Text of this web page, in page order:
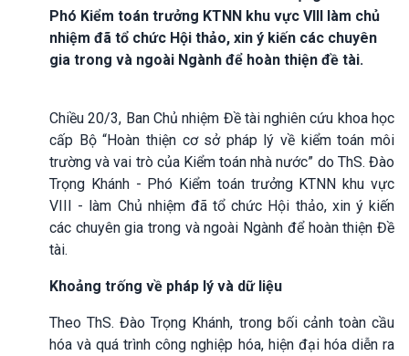
Phó Kiểm toán trưởng KTNN khu vực VIII làm chủ
nhiệm đã tổ chức Hội thảo, xin ý kiến các chuyên
gia trong và ngoài Ngành để hoàn thiện đề tài.
Chiều 20/3, Ban Chủ nhiệm Đề tài nghiên cứu khoa học
cấp Bộ “Hoàn thiện cơ sở pháp lý về kiểm toán môi
trường và vai trò của Kiểm toán nhà nước” do ThS. Đào
Trọng Khánh - Phó Kiểm toán trưởng KTNN khu vực
VIII - làm Chủ nhiệm đã tổ chức Hội thảo, xin ý kiến
các chuyên gia trong và ngoài Ngành để hoàn thiện Đề
tài.
Khoảng trống về pháp lý và dữ liệu
Theo ThS. Đào Trọng Khánh, trong bối cảnh toàn cầu
hóa và quá trình công nghiệp hóa, hiện đại hóa diễn ra